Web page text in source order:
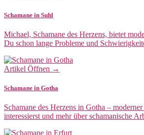
Schamane in Suhl
Michael, Schamane des Herzens, bietet
Du schon lange Probleme und
Artikel Öffnen →
Schamane in Gotha
Schamane des Herzens in Gotha –
interessierst und mehr über schamanische